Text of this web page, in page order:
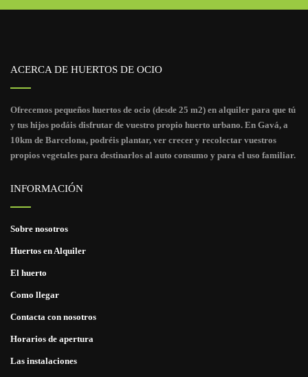
ACERCA DE HUERTOS DE OCIO
Ofrecemos pequeños huertos de ocio (desde 25 m2) en alquiler para que tú
y tus hijos podáis disfrutar de vuestro propio huerto urbano. En Gavá, a
10km de Barcelona, podréis plantar, ver crecer y recolectar vuestros
propios vegetales para destinarlos al auto consumo y para el uso familiar.
INFORMACIÓN
Sobre nosotros
Huertos en Alquiler
El huerto
Como llegar
Contacta con nosotros
Horarios de apertura
Las instalaciones